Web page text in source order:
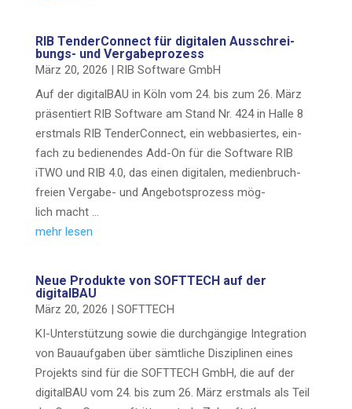
RIB Ten­der­Con­nect für digi­ta­len Aus­­­schrei­­
bungs- und Vergabeprozess
März 20, 2026 | RIB Soft­ware GmbH
Auf der digi­tal­BAU in Köln vom 24. bis zum 26. März
prä­sen­tiert RIB Soft­ware am Stand Nr. 424 in Hal­le 8
erst­mals RIB Ten­der­Con­nect, ein web­ba­sier­tes, ein­
fach zu bedie­nen­des Add-On für die Soft­ware RIB
iTWO und RIB 4.0, das einen digi­ta­len, medi­en­bruch­
frei­en Ver­­­ga­­be- und Ange­bots­pro­zess mög­
lich macht …
mehr lesen
Neue Pro­duk­te von SOFTTECH auf der
digitalBAU
März 20, 2026 | SOFTTECH
KI-Unter­­stü­t­­zung sowie die durch­gän­gi­ge Inte­gra­ti­on
von Bau­auf­ga­ben über sämt­li­che Dis­zi­pli­nen eines
Pro­jekts sind für die SOFTTECH GmbH, die auf der
digi­tal­BAU vom 24. bis zum 26. März erst­mals als Teil